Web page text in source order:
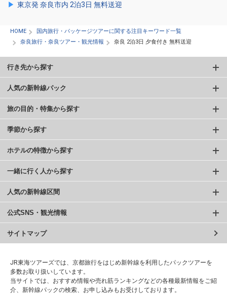
東京発 奈良市内 2泊3日 無料送迎
HOME
国内旅行・パッケージツアーに関する注目キーワード一覧
奈良旅行・奈良ツアー・観光情報
奈良 2泊3日 夕食付き 無料送迎
行き先から探す
人気の新幹線パック
旅の目的・特集から探す
季節から探す
ホテルの特徴から探す
一緒に行く人から探す
人気の新幹線区間
公式SNS・観光情報
サイトマップ
JR東海ツアーズでは、京都旅行をはじめ新幹線を利用したパックツアーを
多数お取り扱いしています。
当サイトでは、おすすめ情報や売れ筋ランキングなどの各種最新情報をご紹
介、新幹線パックの検索、お申し込みもお受けしております。